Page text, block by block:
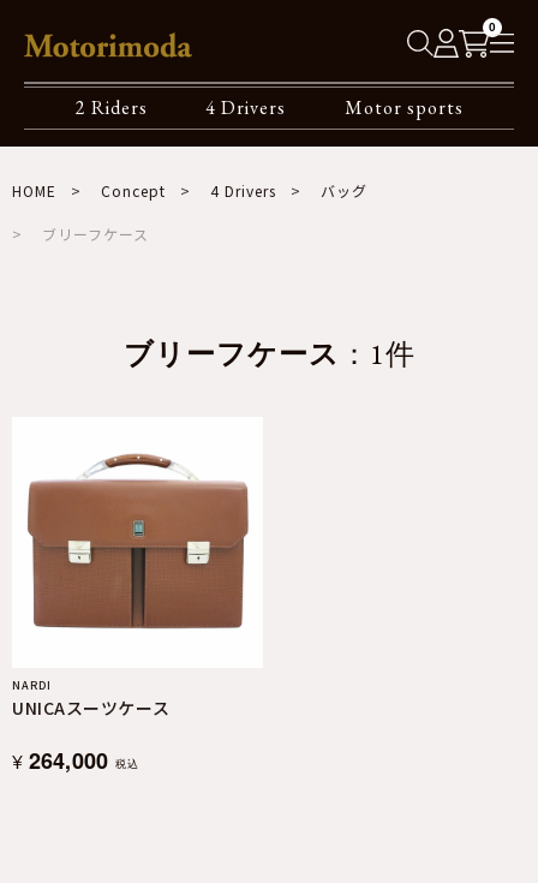
0
2 Riders 4 Drivers Motor sports
HOME Concept 4 Drivers バッグ
ブリーフケース
ブリーフケース ：1件
NARDI
UNICAスーツケース
¥ 264,000 税込